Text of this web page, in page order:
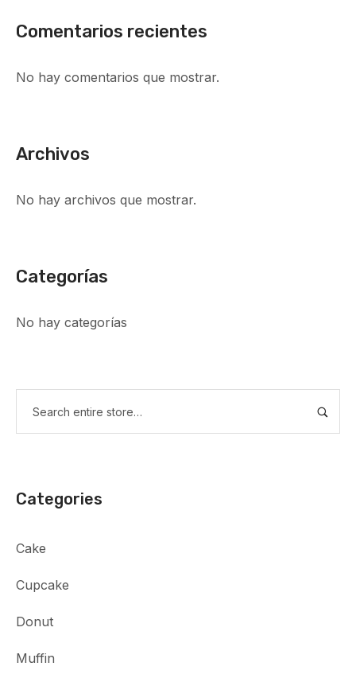
Comentarios recientes
No hay comentarios que mostrar.
Archivos
No hay archivos que mostrar.
Categorías
No hay categorías
Categories
Cake
Cupcake
Donut
Muffin